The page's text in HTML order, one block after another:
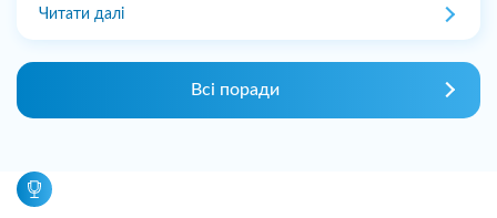
Читати далі
Всі поради